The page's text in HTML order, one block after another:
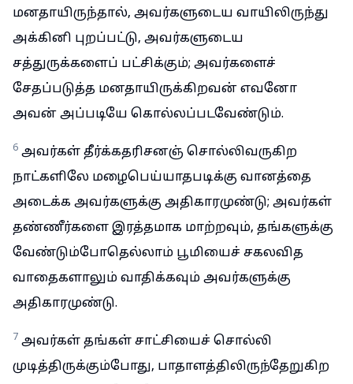
மனதாயிருந்தால், அவர்களுடைய வாயிலிருந்து
அக்கினி புறப்பட்டு, அவர்களுடைய
சத்துருக்களைப் பட்சிக்கும்; அவர்களைச்
சேதப்படுத்த மனதாயிருக்கிறவன் எவனோ
அவன் அப்படியே கொல்லப்படவேண்டும்.
6 அவர்கள் தீர்க்கதரிசனஞ் சொல்லிவருகிற
நாட்களிலே மழைபெய்யாதபடிக்கு வானத்தை
அடைக்க அவர்களுக்கு அதிகாரமுண்டு; அவர்கள்
தண்ணீர்களை இரத்தமாக மாற்றவும், தங்களுக்கு
வேண்டும்போதெல்லாம் பூமியைச் சகலவித
வாதைகளாலும் வாதிக்கவும் அவர்களுக்கு
அதிகாரமுண்டு.
7 அவர்கள் தங்கள் சாட்சியைச் சொல்லி
முடித்திருக்கும்போது, பாதாளத்திலிருந்தேறுகிற